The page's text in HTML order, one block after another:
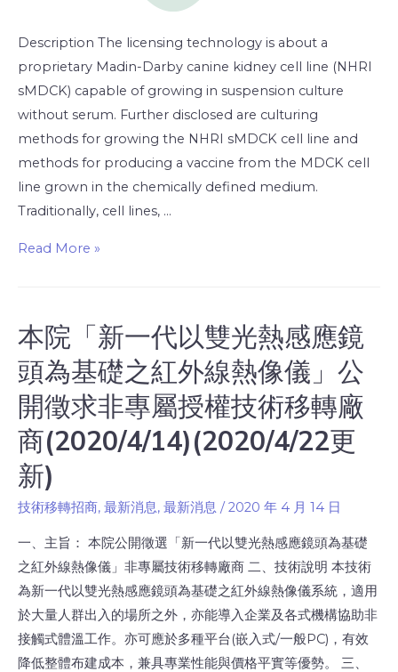
Description The licensing technology is about a
proprietary Madin-Darby canine kidney cell line (NHRI
sMDCK) capable of growing in suspension culture
without serum. Further disclosed are culturing
methods for growing the NHRI sMDCK cell line and
methods for producing a vaccine from the MDCK cell
line grown in the chemically defined medium.
Traditionally, cell lines, …
Read More »
本院「新一代以雙光熱感應鏡
頭為基礎之紅外線熱像儀」公
開徵求非專屬授權技術移轉廠
商(2020/4/14)(2020/4/22更
新)
技術移轉招商, 最新消息, 最新消息 /2020 年 4 月 14 日
一、主旨： 本院公開徵選「新一代以雙光熱感應鏡頭為基礎
之紅外線熱像儀」非專屬技術移轉廠商 二、技術說明 本技術
為新一代以雙光熱感應鏡頭為基礎之紅外線熱像儀系統，適用
於大量人群出入的場所之外，亦能導入企業及各式機構協助非
接觸式體溫工作。亦可應於多種平台(嵌入式/一般PC)，有效
降低整體布建成本，兼具專業性能與價格平實等優勢。 三、